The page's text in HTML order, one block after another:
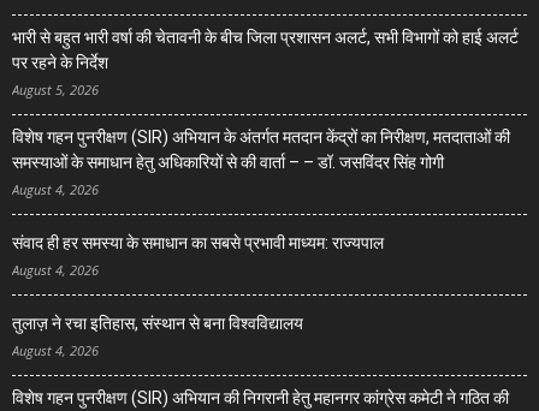
भारी से बहुत भारी वर्षा की चेतावनी के बीच जिला प्रशासन अलर्ट, सभी विभागों को हाई अलर्ट
पर रहने के निर्देश
August 5, 2026
विशेष गहन पुनरीक्षण (SIR) अभियान के अंतर्गत मतदान केंद्रों का निरीक्षण, मतदाताओं की
समस्याओं के समाधान हेतु अधिकारियों से की वार्ता – – डॉ. जसविंदर सिंह गोगी
August 4, 2026
संवाद ही हर समस्या के समाधान का सबसे प्रभावी माध्यम: राज्यपाल
August 4, 2026
तुलाज़ ने रचा इतिहास, संस्थान से बना विश्वविद्यालय
August 4, 2026
विशेष गहन पुनरीक्षण (SIR) अभियान की निगरानी हेतु महानगर कांग्रेस कमेटी ने गठित की